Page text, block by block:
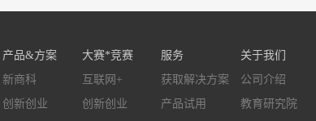
产品&方案
新商科
创新创业
大赛*竞赛
互联网+
创新创业
服务
获取解决方案
产品试用
关于我们
公司介绍
教育研究院